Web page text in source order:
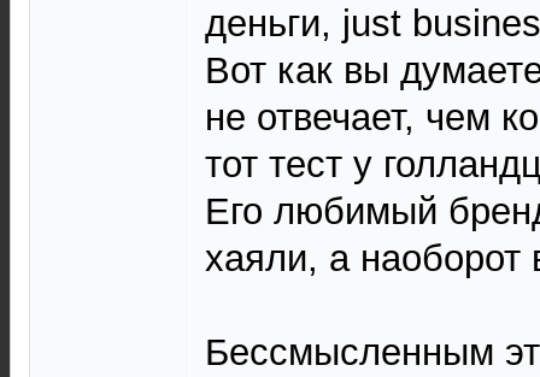
деньги, just
Вот как вы
не отвечает, чем
тот тест у
Его любимый
хаяли, а
Бессмысленным